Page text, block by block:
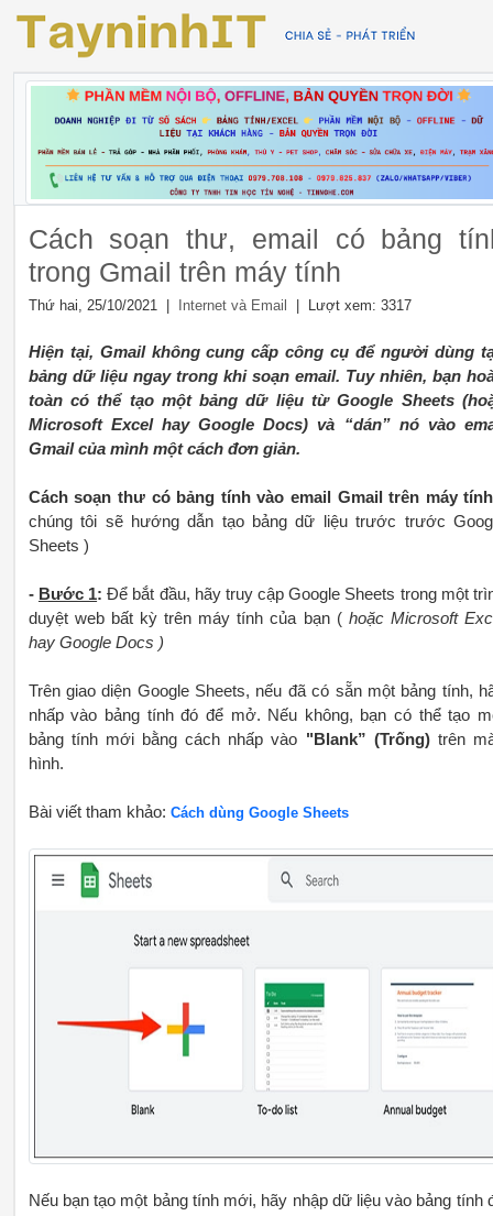
Cách soạn thư, email có bảng
trong Gmail trên máy tính
Thứ hai, 25/10/2021 | Internet và Email | Lượt xem: 3317
Hiện tại, Gmail không cung cấp công cụ để người dùng
bảng dữ liệu ngay trong khi soạn email. Tuy nhiên, bạn
toàn có thể tạo một bảng dữ liệu từ Google Sheets
Microsoft Excel hay Google Docs) và “dán” nó vào
Gmail của mình một cách đơn giản.
Cách soạn thư có bảng tính vào email Gmail trên máy
chúng tôi sẽ hướng dẫn tạo bảng dữ liệu trước trước
Sheets )
- Bước 1: Để bắt đầu, hãy truy cập Google Sheets trong một
duyệt web bất kỳ trên máy tính của bạn ( hoặc Microsoft
hay Google Docs )
Trên giao diện Google Sheets, nếu đã có sẵn một bảng tính,
nhấp vào bảng tính đó để mở. Nếu không, bạn có thể tạo
bảng tính mới bằng cách nhấp vào "Blank” (Trống) trên
hình.
Bài viết tham khảo: Cách dùng Google Sheets
Nếu bạn tạo một bảng tính mới, hãy nhập dữ liệu vào bảng tính